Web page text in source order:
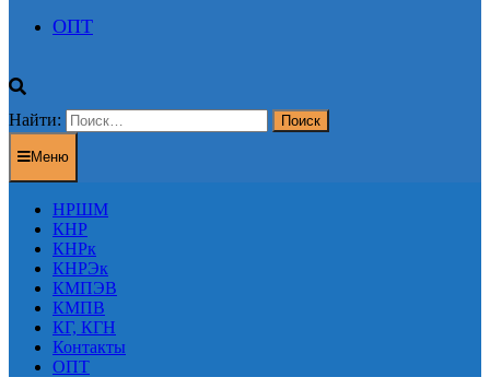
ОПТ
Найти:
Меню
НРШМ
КНР
КНРк
КНРЭк
КМПЭВ
КМПВ
КГ, КГН
Контакты
ОПТ